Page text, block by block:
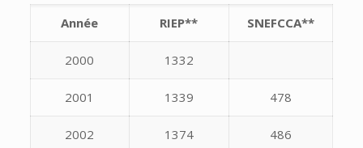
Année RIEP** SNEFCCA**
2000 1332
2001 1339 478
2002 1374 486